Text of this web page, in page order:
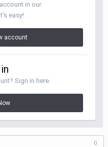
in our
easy!
account
Sign in here.
0